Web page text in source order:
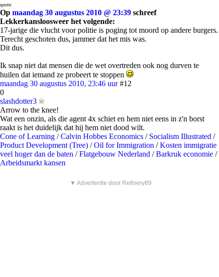
quote:
Op maandag 30 augustus 2010 @ 23:39 schreef
Lekkerkansloosweer het volgende:
17-jarige die vlucht voor politie is poging tot moord op andere burgers.
Terecht geschoten dus, jammer dat het mis was.
Dit dus.
Ik snap niet dat mensen die de wet overtreden ook nog durven te
huilen dat iemand ze probeert te stoppen
maandag 30 augustus 2010, 23:46 uur #12
0
slashdotter3
Arrow to the knee!
Wat een onzin, als die agent 4x schiet en hem niet eens in z'n borst
raakt is het duidelijk dat hij hem niet dood wilt.
Cone of Learning /Calvin Hobbes Economics / Socialism Illustrated /
Product Development (Tree) /Oil for Immigration /Kosten immigratie
veel hoger dan de baten /Flatgebouw Nederland /Barkruk economie /
Arbeidsmarkt kansen
▼ Advertentie door Refinery89